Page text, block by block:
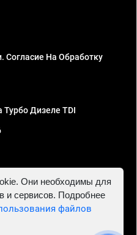
Согласие На Обработку
Дизеле TDI
ИНН 781302555843,
Они необходимы для
и сервисов. Подробнее
файлов